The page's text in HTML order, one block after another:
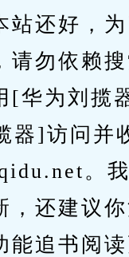
站还好，
请勿依赖搜
[华为刘揽
器]访问并
。
，还建议
能追书阅读